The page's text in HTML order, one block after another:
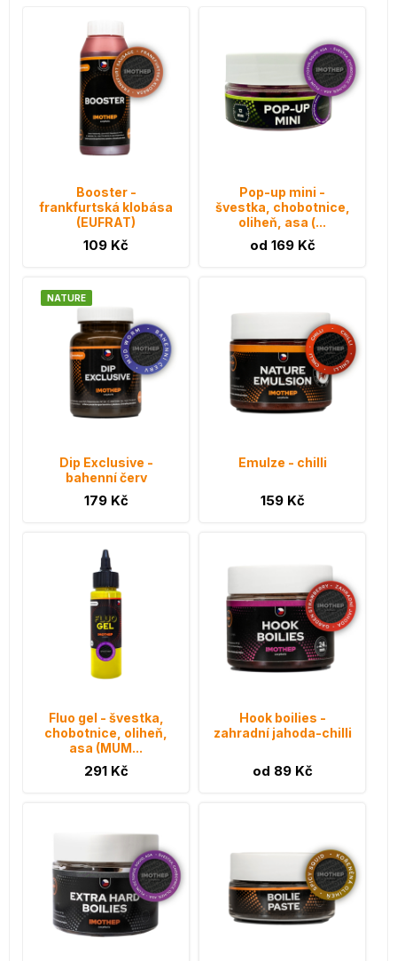
Booster -
frankfurtská klobása
(EUFRAT)
109 Kč
Pop-up mini -
švestka, chobotnice,
oliheň, asa (...
od 169 Kč
NATURE
Dip Exclusive -
bahenní červ
179 Kč
Emulze - chilli
159 Kč
Fluo gel - švestka,
chobotnice, oliheň,
asa (MUM...
291 Kč
Hook boilies -
zahradní jahoda-chilli
od 89 Kč